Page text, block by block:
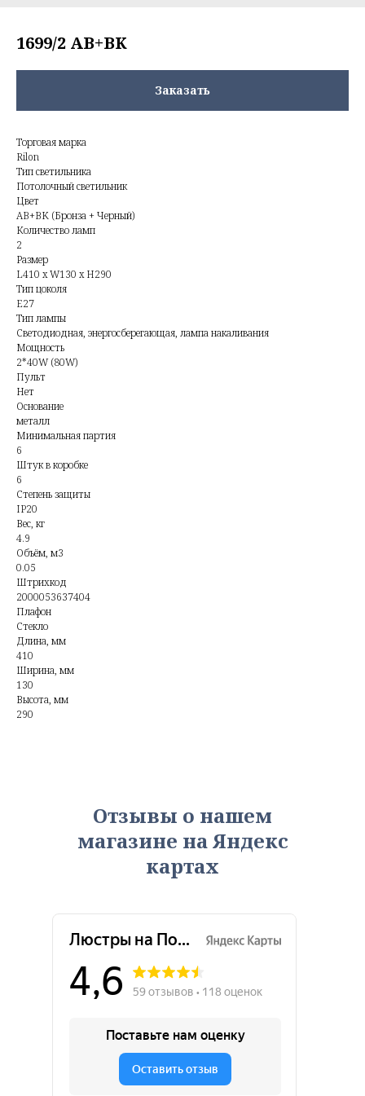
1699/2 AB+BK
Заказать
Торговая марка
Rilon
Тип светильника
Потолочный светильник
Цвет
AB+BK (Бронза + Черный)
Количество ламп
2
Размер
L410 x W130 x H290
Тип цоколя
E27
Тип лампы
Светодиодная, энергосберегающая, лампа накаливания
Мощность
2*40W (80W)
Пульт
Нет
Основание
металл
Минимальная партия
6
Штук в коробке
6
Степень защиты
IP20
Вес, кг
4.9
Объём, м3
0.05
Штрихкод
2000053637404
Плафон
Стекло
Длина, мм
410
Ширина, мм
130
Высота, мм
290
Отзывы о нашем
магазине на Яндекс
картах